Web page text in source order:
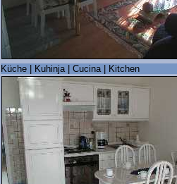
Küche | Kuhinja | Cucina | Kitchen